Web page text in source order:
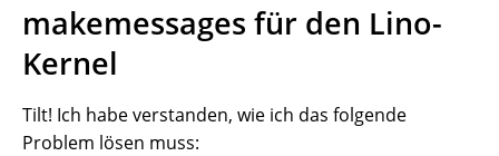
makemessages für den Lino-
Kernel
Tilt! Ich habe verstanden, wie ich das folgende
Problem lösen muss: